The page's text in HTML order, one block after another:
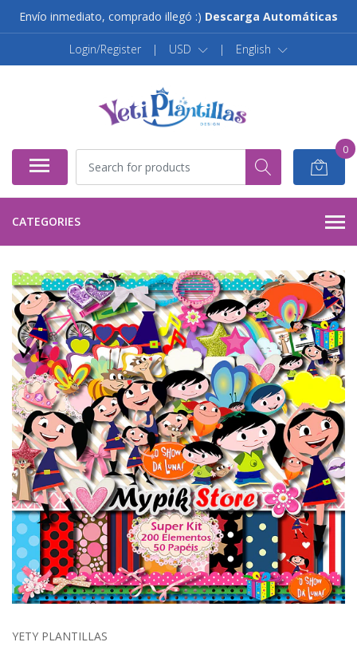
Envío inmediato, comprado illegó :) Descarga Automáticas
Login/Register | USD | English
0
CATEGORIES
YETY PLANTILLAS